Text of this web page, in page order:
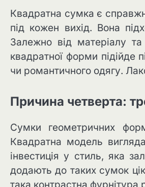
Квадратна сумка є
під кожен вихід. Вона
Залежно від матеріалу
квадратної форми підійде
чи романтичного одягу.
Причина четверта:
Сумки геометричних
Квадратна модель
інвестиція у стиль, яка
додають до таких сумок